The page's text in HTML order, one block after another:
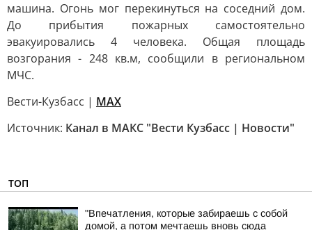
машина. Огонь мог перекинуться на соседний дом.
До прибытия пожарных самостоятельно
эвакуировались 4 человека. Общая площадь
возгорания - 248 кв.м, сообщили в региональном
МЧС.
Вести-Кузбасс | MAX
Источник: Канал в МАКС "Вести Кузбасс | Новости"
ТОП
"Впечатления, которые забираешь с собой
домой, а потом мечтаешь вновь сюда